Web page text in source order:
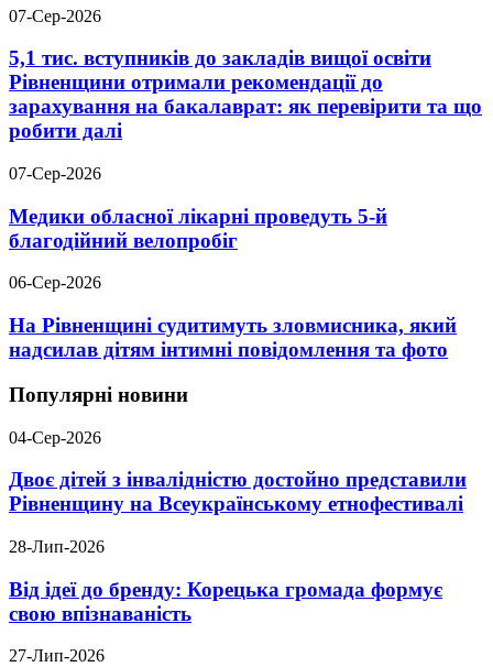
07-Сер-2026
5,1 тис. вступників до закладів вищої освіти
Рівненщини отримали рекомендації до
зарахування на бакалаврат: як перевірити та що
робити далі
07-Сер-2026
Медики обласної лікарні проведуть 5-й
благодійний велопробіг
06-Сер-2026
На Рівненщині судитимуть зловмисника, який
надсилав дітям інтимні повідомлення та фото
Популярні новини
04-Сер-2026
Двоє дітей з інвалідністю достойно представили
Рівненщину на Всеукраїнському етнофестивалі
28-Лип-2026
Від ідеї до бренду: Корецька громада формує
свою впізнаваність
27-Лип-2026